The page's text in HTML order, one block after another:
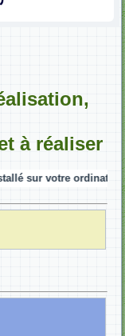
à réaliser
sur votre ordinateur...